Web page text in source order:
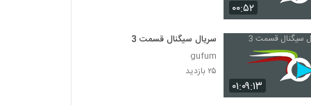
۹۸۸ بازدید
سریال Friends فصل اول قسمت 11
۰۰:۵۲
۰۱:۰۹:۱۳
سریال سیگنال قسمت 3
gufum
۲۵ بازدید